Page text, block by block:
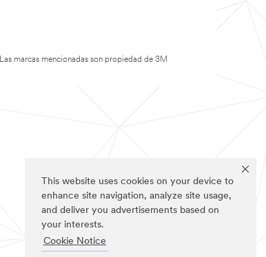
This website uses cookies on your device to
enhance site navigation, analyze site usage,
and deliver you advertisements based on
your interests.
Cookie Notice
Las marcas mencionadas son propiedad de 3M